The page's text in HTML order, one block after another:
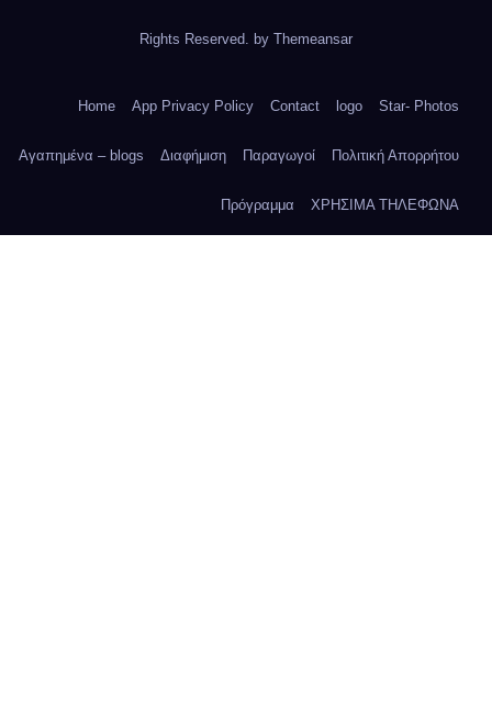
Rights Reserved. by Themeansar
Home App Privacy Policy Contact logo Star- Photos
Αγαπημένα – blogs Διαφήμιση Παραγωγοί Πολιτική Απορρήτου
Πρόγραμμα ΧΡΗΣΙΜΑ ΤΗΛΕΦΩΝΑ